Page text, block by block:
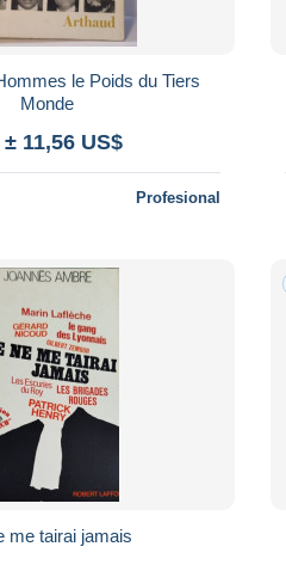
le Poids du Tiers
Monde
± 11,56 US$
Profesional
me tairai jamais